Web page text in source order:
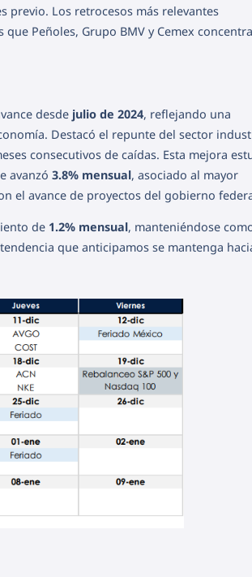
previo. Los retrocesos más relevantes
Peñoles, Grupo BMV y Cemex
desde julio de 2024, reflejando una
Destacó el repunte del sector
consecutivos de caídas. Esta mejora
avanzó 3.8% mensual, asociado al mayor
el avance de proyectos del gobierno
de 1.2% mensual, manteniéndose
que anticipamos se mantenga